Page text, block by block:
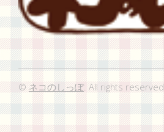
©ネコのしっぽ. All rights reserved